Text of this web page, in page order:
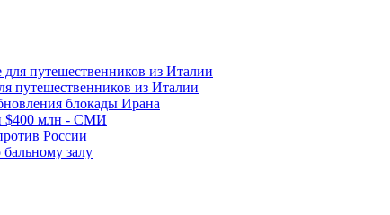
путешественников из Италии
блокады Ирана
$400 млн - СМИ
России
залу